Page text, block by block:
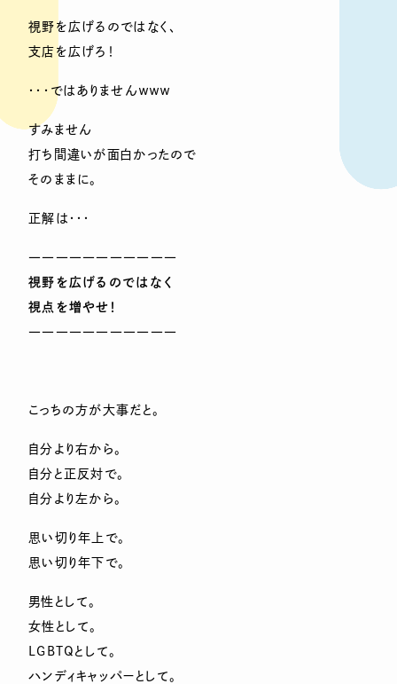
視野を広げるのではなく、
支店を広げろ！
・・・ではありませんｗｗｗ
すみません
打ち間違いが面白かったので
そのままに。
正解は・・・
―――――――――――
視野を広げるのではなく
視点を増やせ！
―――――――――――
こっちの方が大事だと。
自分より右から。
自分と正反対で。
自分より左から。
思い切り年上で。
思い切り年下で。
男性として。
女性として。
LGBTQとして。
ハンディキャッパーとして。